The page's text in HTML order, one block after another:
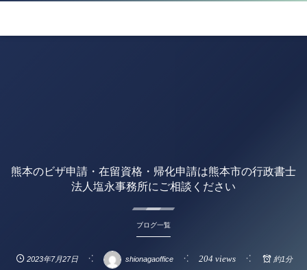
熊本のビザ申請・在留資格・帰化申請は熊本市の行政書士
法人塩永事務所にご相談ください
ブログ一覧
2023年7月27日 shionagaoffice 204 views 約1分